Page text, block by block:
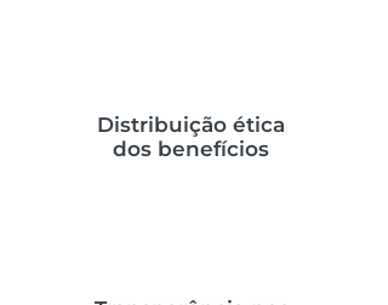
Distribuição ética
dos benefícios